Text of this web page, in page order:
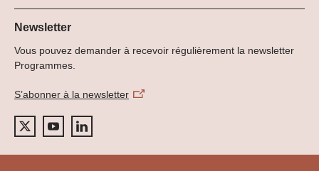
Tél.: +
22
Vous trouverez ici des informations complètes sur les projets de
recherche et les subsides approuvés par le FNS.
Recherche de projets
Newsletter
Vous pouvez demander à recevoir régulièrement la newsletter
Programmes.
S’abonner à la newsletter